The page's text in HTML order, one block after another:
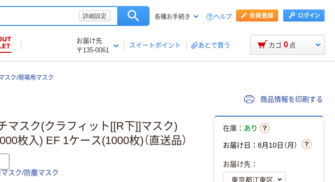
詳細設定 各種お手続き ヘルプ
お届け先
〒135-0061
スイートポイント あとで買う カゴ 0 点
スク/現場用マスク
商品情報を印刷する
マスク(クラフィット[[R下]]マスク)
枚入) EF 1ケース(1000枚)（直送品）
スク/防塵マスク
在庫： あり
お届け日：8月10日（月）
お届け先：